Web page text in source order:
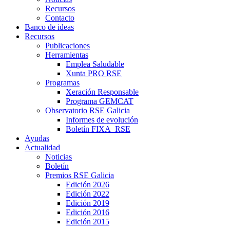
Recursos
Contacto
Banco de ideas
Recursos
Publicaciones
Herramientas
Emplea Saludable
Xunta PRO RSE
Programas
Xeración Responsable
Programa GEMCAT
Observatorio RSE Galicia
Informes de evolución
Boletín FIXA_RSE
Ayudas
Actualidad
Noticias
Boletín
Premios RSE Galicia
Edición 2026
Edición 2022
Edición 2019
Edición 2016
Edición 2015